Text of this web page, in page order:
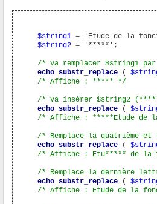
$string1 = 'Etude de la
$string2 = '*****';
/* Va remplacer $string1
echo substr_replace (
/* Affiche : ***** */
/* Va insérer $string2
echo substr_replace (
/* Affiche : *****Etude de
/* Remplace la quatrième
echo substr_replace (
/* Affiche : Etu***** de la
/* Remplace la dernière
echo substr_replace (
/* Affiche : Etude de la